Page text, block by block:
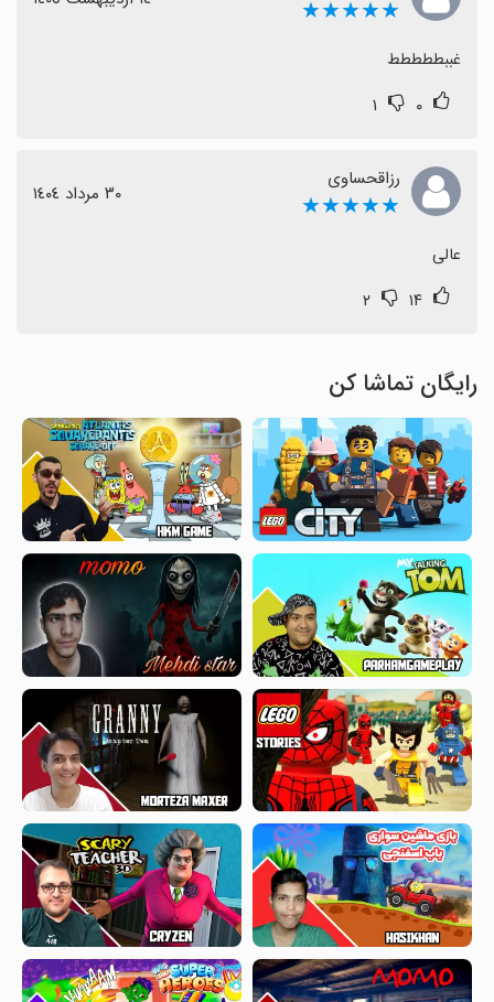
★★★★★
غببططططط
۰ ۱
رزاقحساوی
★★★★★ ٣٠ مرداد ١٤٠٤
عالی
۱۴ ۲
رایگان تماشا کن